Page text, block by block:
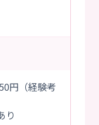
円（経験考